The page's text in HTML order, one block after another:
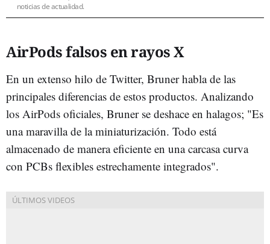
noticias de actualidad.
AirPods falsos en rayos X
En un extenso hilo de Twitter, Bruner habla de las
principales diferencias de estos productos. Analizando
los AirPods oficiales, Bruner se deshace en halagos; "Es
una maravilla de la miniaturización. Todo está
almacenado de manera eficiente en una carcasa curva
con PCBs flexibles estrechamente integrados".